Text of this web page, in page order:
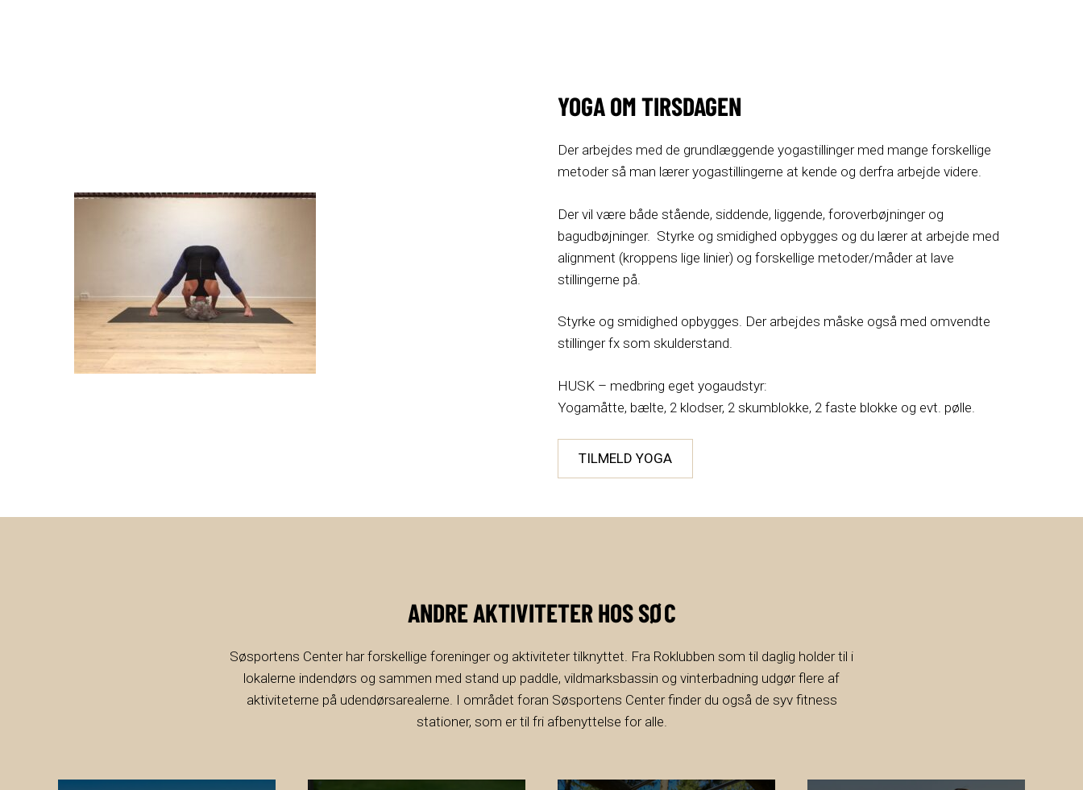
YOGA OM TIRSDAGEN
Der arbejdes med de grundlæggende yogastillinger med mange forskellige
metoder så man lærer yogastillingerne at kende og derfra arbejde videre.
Der vil være både stående, siddende, liggende, foroverbøjninger og
bagudbøjninger. Styrke og smidighed opbygges og du lærer at arbejde med
alignment (kroppens lige linier) og forskellige metoder/måder at lave
stillingerne på.
Styrke og smidighed opbygges. Der arbejdes måske også med omvendte
stillinger fx som skulderstand.
HUSK – medbring eget yogaudstyr:
Yogamåtte, bælte, 2 klodser, 2 skumblokke, 2 faste blokke og evt. pølle.
TILMELD YOGA
ANDRE AKTIVITETER HOS SØC
Søsportens Center har forskellige foreninger og aktiviteter tilknyttet. Fra Roklubben som til daglig holder til i
lokalerne indendørs og sammen med stand up paddle, vildmarksbassin og vinterbadning udgør flere af
aktiviteterne på udendørsarealerne. I området foran Søsportens Center finder du også de syv fitness
stationer, som er til fri afbenyttelse for alle.